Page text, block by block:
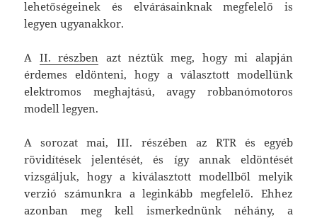
lehetőségeinek és elvárásainknak megfelelő is
legyen ugyanakkor.
A II. részben azt néztük meg, hogy mi alapján
érdemes eldönteni, hogy a választott modellünk
elektromos meghajtású, avagy robbanómotoros
modell legyen.
A sorozat mai, III. részében az RTR és egyéb
rövidítések jelentését, és így annak eldöntését
vizsgáljuk, hogy a kiválasztott modellből melyik
verzió számunkra a leginkább megfelelő. Ehhez
azonban meg kell ismerkednünk néhány, a